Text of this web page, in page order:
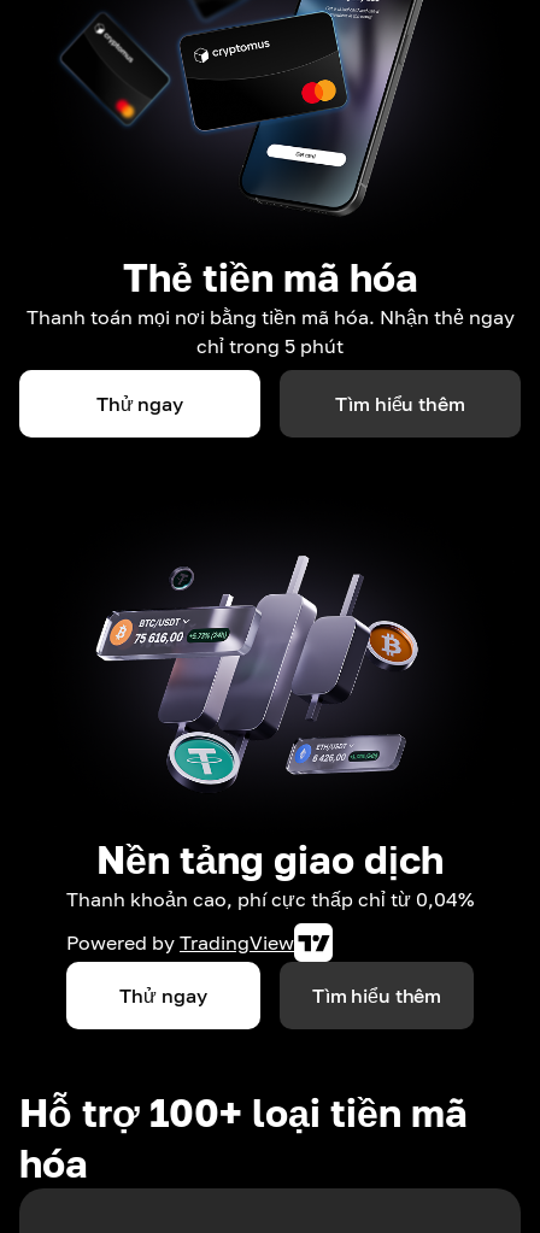
Thẻ tiền mã hóa
Thanh toán mọi nơi bằng tiền mã hóa. Nhận thẻ ngay
chỉ trong 5 phút
Thử ngay Tìm hiểu thêm
Nền tảng giao dịch
Thanh khoản cao, phí cực thấp chỉ từ 0,04%
Powered by TradingView
Thử ngay Tìm hiểu thêm
Hỗ trợ 100+ loại tiền mã
hóa